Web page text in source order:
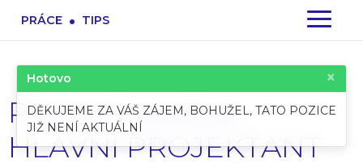
PRÁCE . TIPS
Pracovní pozice:
HLAVNÍ PROJEKTANT
Hotovo ×
DĚKUJEME ZA VÁŠ ZÁJEM, BOHUŽEL, TATO POZICE
JIŽ NENÍ AKTUÁLNÍ